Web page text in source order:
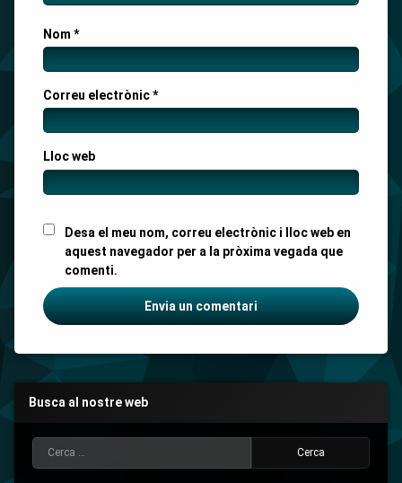
Nom *
Correu electrònic*
Lloc web
Desa el meu nom, correu electrònic i lloc web en
aquest navegador per a la pròxima vegada que
comenti.
Busca al nostre web
Cerca: